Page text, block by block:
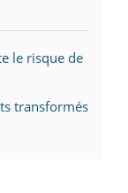
le risque de
transformés